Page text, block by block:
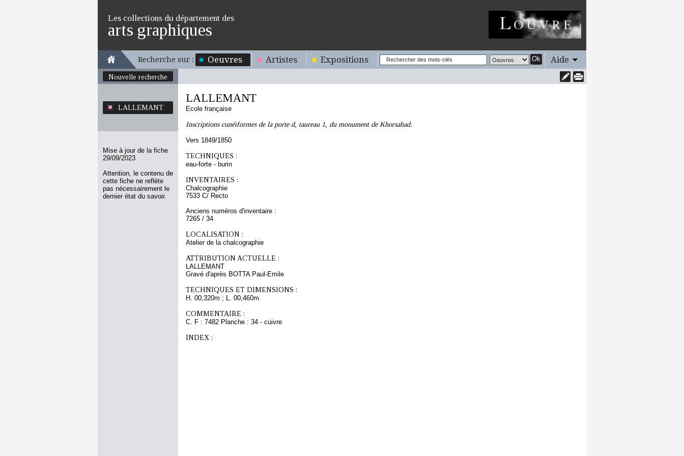
Les collections du département des
arts graphiques
Recherche sur : Oeuvres Artistes Expositions Ok Aide
Nouvelle recherche
LALLEMANT
Mise à jour de la fiche
29/09/2023
Attention, le contenu de
cette fiche ne reflète
pas nécessairement le
dernier état du savoir.
LALLEMANT
Ecole française
Inscriptions cunéiformes de la porte d, taureau 1, du monument de Khorsabad.
Vers 1849/1850
TECHNIQUES :
eau-forte - burin
INVENTAIRES :
Chalcographie
7533 C/ Recto
Anciens numéros d'inventaire :
7265 / 34
LOCALISATION :
Atelier de la chalcographie
ATTRIBUTION ACTUELLE :
LALLEMANT
Gravé d'après BOTTA Paul-Emile
TECHNIQUES ET DIMENSIONS :
H. 00,320m ; L. 00,460m
COMMENTAIRE :
C. F : 7482 Planche : 34 - cuivre
INDEX :